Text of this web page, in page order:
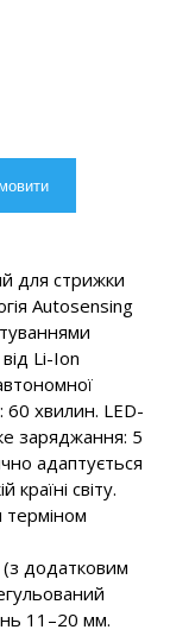
для стрижки
Autosensing
Li-Ion
хвилин. LED-
заряджання: 5
адаптується
світу.
додатковим
11–20 мм.